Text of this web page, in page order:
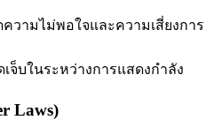
วามไม่พอใจและความเสี่ยงการ
จ็บในระหว่างการแสดงกำลัง
Laws)